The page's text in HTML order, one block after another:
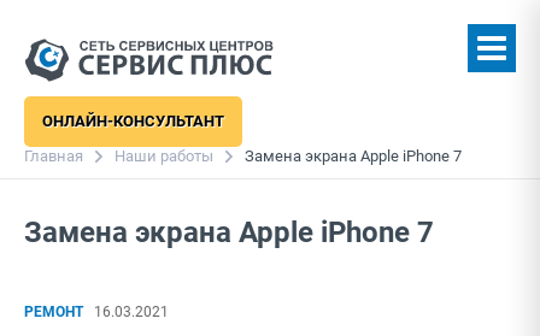
ОНЛАЙН-КОНСУЛЬТАНТ
Главная
Наши работы Замена экрана Apple iPhone 7
Замена экрана Apple iPhone 7
РЕМОНТ 16.03.2021